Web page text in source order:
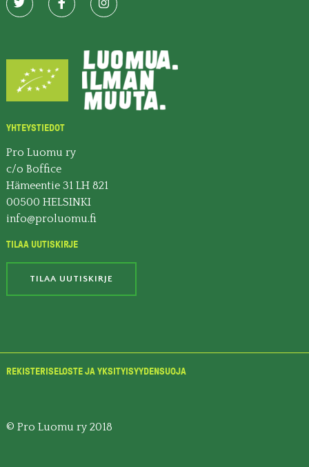
YHTEYSTIEDOT
Pro Luomu ry
c/o Boffice
Hämeentie 31 LH 821
00500 HELSINKI
info@proluomu.fi
TILAA UUTISKIRJE
TILAA UUTISKIRJE
REKISTERISELOSTE JA YKSITYISYYDENSUOJA
© Pro Luomu ry 2018